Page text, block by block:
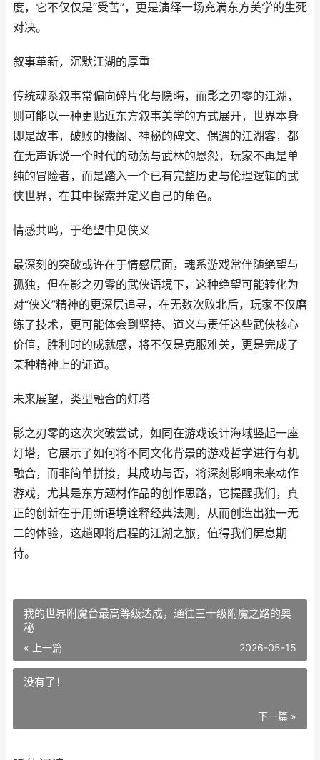
度，它不仅仅是“受苦”，更是演绎一场充满东方美学的生死
对决。
叙事革新，沉默江湖的厚重
传统魂系叙事常偏向碎片化与隐晦，而影之刃零的江湖，
则可能以一种更贴近东方叙事美学的方式展开，世界本身
即是故事，破败的楼阁、神秘的碑文、偶遇的江湖客，都
在无声诉说一个时代的动荡与武林的恩怨，玩家不再是单
纯的冒险者，而是踏入一个已有完整历史与伦理逻辑的武
侠世界，在其中探索并定义自己的角色。
情感共鸣，于绝望中见侠义
最深刻的突破或许在于情感层面，魂系游戏常伴随绝望与
孤独，但在影之刃零的武侠语境下，这种绝望可能转化为
对“侠义”精神的更深层追寻，在无数次败北后，玩家不仅磨
练了技术，更可能体会到坚持、道义与责任这些武侠核心
价值，胜利时的成就感，将不仅是克服难关，更是完成了
某种精神上的证道。
未来展望，类型融合的灯塔
影之刃零的这次突破尝试，如同在游戏设计海域竖起一座
灯塔，它展示了如何将不同文化背景的游戏哲学进行有机
融合，而非简单拼接，其成功与否，将深刻影响未来动作
游戏，尤其是东方题材作品的创作思路，它提醒我们，真
正的创新在于用新语境诠释经典法则，从而创造出独一无
二的体验，这趟即将启程的江湖之旅，值得我们屏息期
待。
我的世界附魔台最高等级达成，通往三十级附魔之路的奥
秘
« 上一篇 2026-05-15
没有了！
下一篇 »